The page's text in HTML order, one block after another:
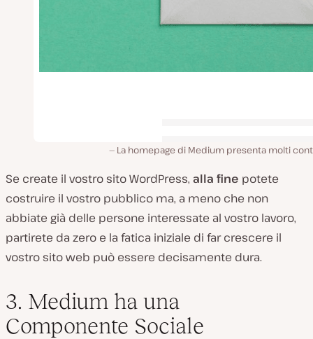
La homepage di Medium presenta molti
Se create il vostro sito WordPress, alla fine potete
costruire il vostro pubblico ma, a meno che non
abbiate già delle persone interessate al vostro lavoro,
partirete da zero e la fatica iniziale di far crescere il
vostro sito web può essere decisamente dura.
3. Medium ha una
Componente Sociale